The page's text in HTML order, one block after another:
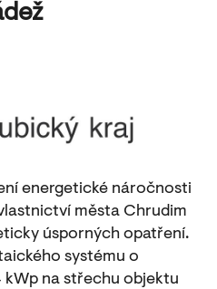
energetické náročnosti
města Chrudim
úsporných opatření.
systému o
na střechu objektu